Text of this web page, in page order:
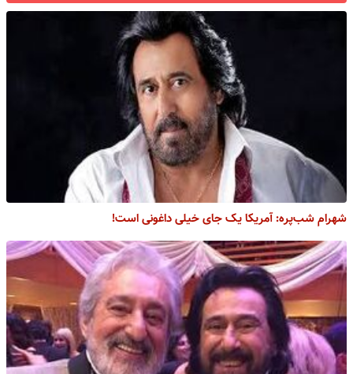
شهرام شب‌پره: آمریکا یک جای خیلی داغونی است!